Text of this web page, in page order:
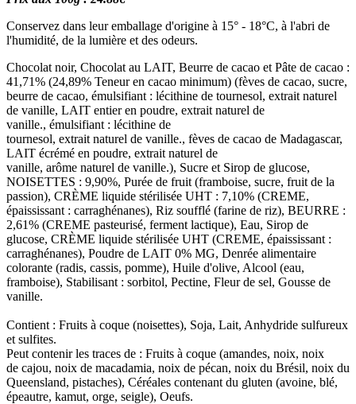
Conservez dans leur emballage d'origine à 15° - 18°C, à l'abri de
l'humidité, de la lumière et des odeurs.
Chocolat noir, Chocolat au LAIT, Beurre de cacao et Pâte de cacao :
41,71% (24,89% Teneur en cacao minimum) (fèves de cacao, sucre,
beurre de cacao, émulsifiant : lécithine de tournesol, extrait naturel
de vanille, LAIT entier en poudre, extrait naturel de
vanille., émulsifiant : lécithine de
tournesol, extrait naturel de vanille., fèves de cacao de Madagascar,
LAIT écrémé en poudre, extrait naturel de
vanille, arôme naturel de vanille.), Sucre et Sirop de glucose,
NOISETTES : 9,90%, Purée de fruit (framboise, sucre, fruit de la
passion), CRÈME liquide stérilisée UHT : 7,10% (CREME,
épaississant : carraghénanes), Riz soufflé (farine de riz), BEURRE :
2,61% (CREME pasteurisé, ferment lactique), Eau, Sirop de
glucose, CRÈME liquide stérilisée UHT (CREME, épaississant :
carraghénanes), Poudre de LAIT 0% MG, Denrée alimentaire
colorante (radis, cassis, pomme), Huile d'olive, Alcool (eau,
framboise), Stabilisant : sorbitol, Pectine, Fleur de sel, Gousse de
vanille.
Contient : Fruits à coque (noisettes), Soja, Lait, Anhydride sulfureux
et sulfites.
Peut contenir les traces de : Fruits à coque (amandes, noix, noix
de cajou, noix de macadamia, noix de pécan, noix du Brésil, noix du
Queensland, pistaches), Céréales contenant du gluten (avoine, blé,
épeautre, kamut, orge, seigle), Oeufs.